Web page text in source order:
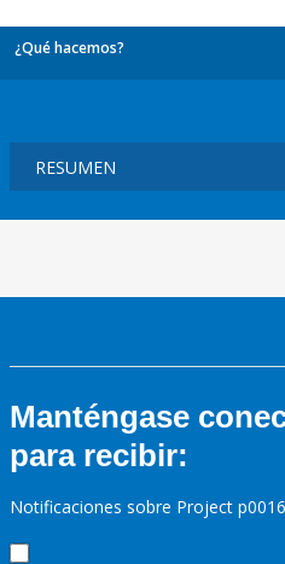
¿Qué hacemos?
Manténgase
para recibir:
Notificaciones sobre Project